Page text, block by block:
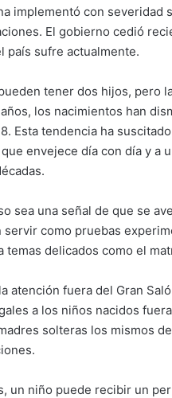
implementó con
El gobierno cedió
país sufre actualmente.
tener dos hijos, pero
los nacimientos han
Esta tendencia ha
envejece día con día y a
sea una señal de que se
como pruebas
delicados como el
atención fuera del Gran
a los niños nacidos
solteras los mismos
un niño puede recibir un